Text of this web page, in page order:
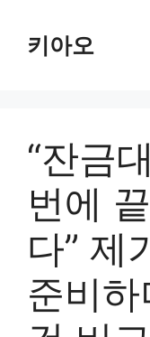
content키아오
“잔금
번에
다” 제
준비